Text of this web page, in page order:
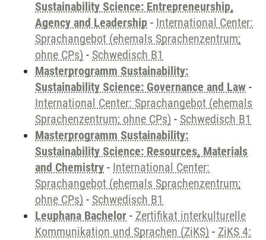
Sustainability Science: Entrepreneurship,
Agency and Leadership - International Center:
Sprachangebot (ehemals Sprachenzentrum;
ohne CPs) - Schwedisch B1
Masterprogramm Sustainability:
Sustainability Science: Governance and Law -
International Center: Sprachangebot (ehemals
Sprachenzentrum; ohne CPs) - Schwedisch B1
Masterprogramm Sustainability:
Sustainability Science: Resources, Materials
and Chemistry - International Center:
Sprachangebot (ehemals Sprachenzentrum;
ohne CPs) - Schwedisch B1
Leuphana Bachelor - Zertifikat interkulturelle
Kommunikation und Sprachen (ZiKS) - ZiKS 4: